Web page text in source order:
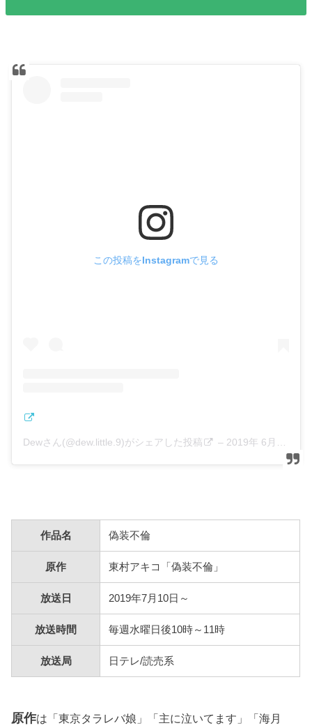
この投稿をInstagramで見る
Dewさん(@dew.little.9)がシェアした投稿 – 2019年 6月月27日午後6時08分PDT
作品名 偽装不倫
原作 東村アキコ「偽装不倫」
放送日 2019年7月10日～
放送時間 毎週水曜日後10時～11時
放送局 日テレ/読売系
原作は「東京タラレバ娘」「主に泣いてます」「海月